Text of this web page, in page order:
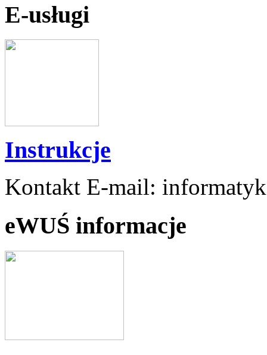
E-usługi
Instrukcje
Kontakt E-mail:
eWUŚ informacje